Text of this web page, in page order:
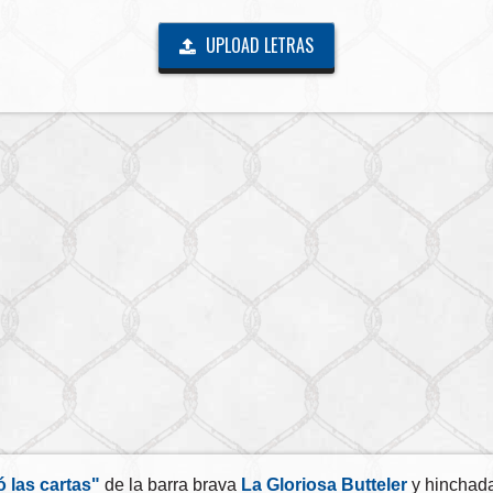
UPLOAD LETRAS
las cartas" de la barra brava La Gloriosa Buttelery